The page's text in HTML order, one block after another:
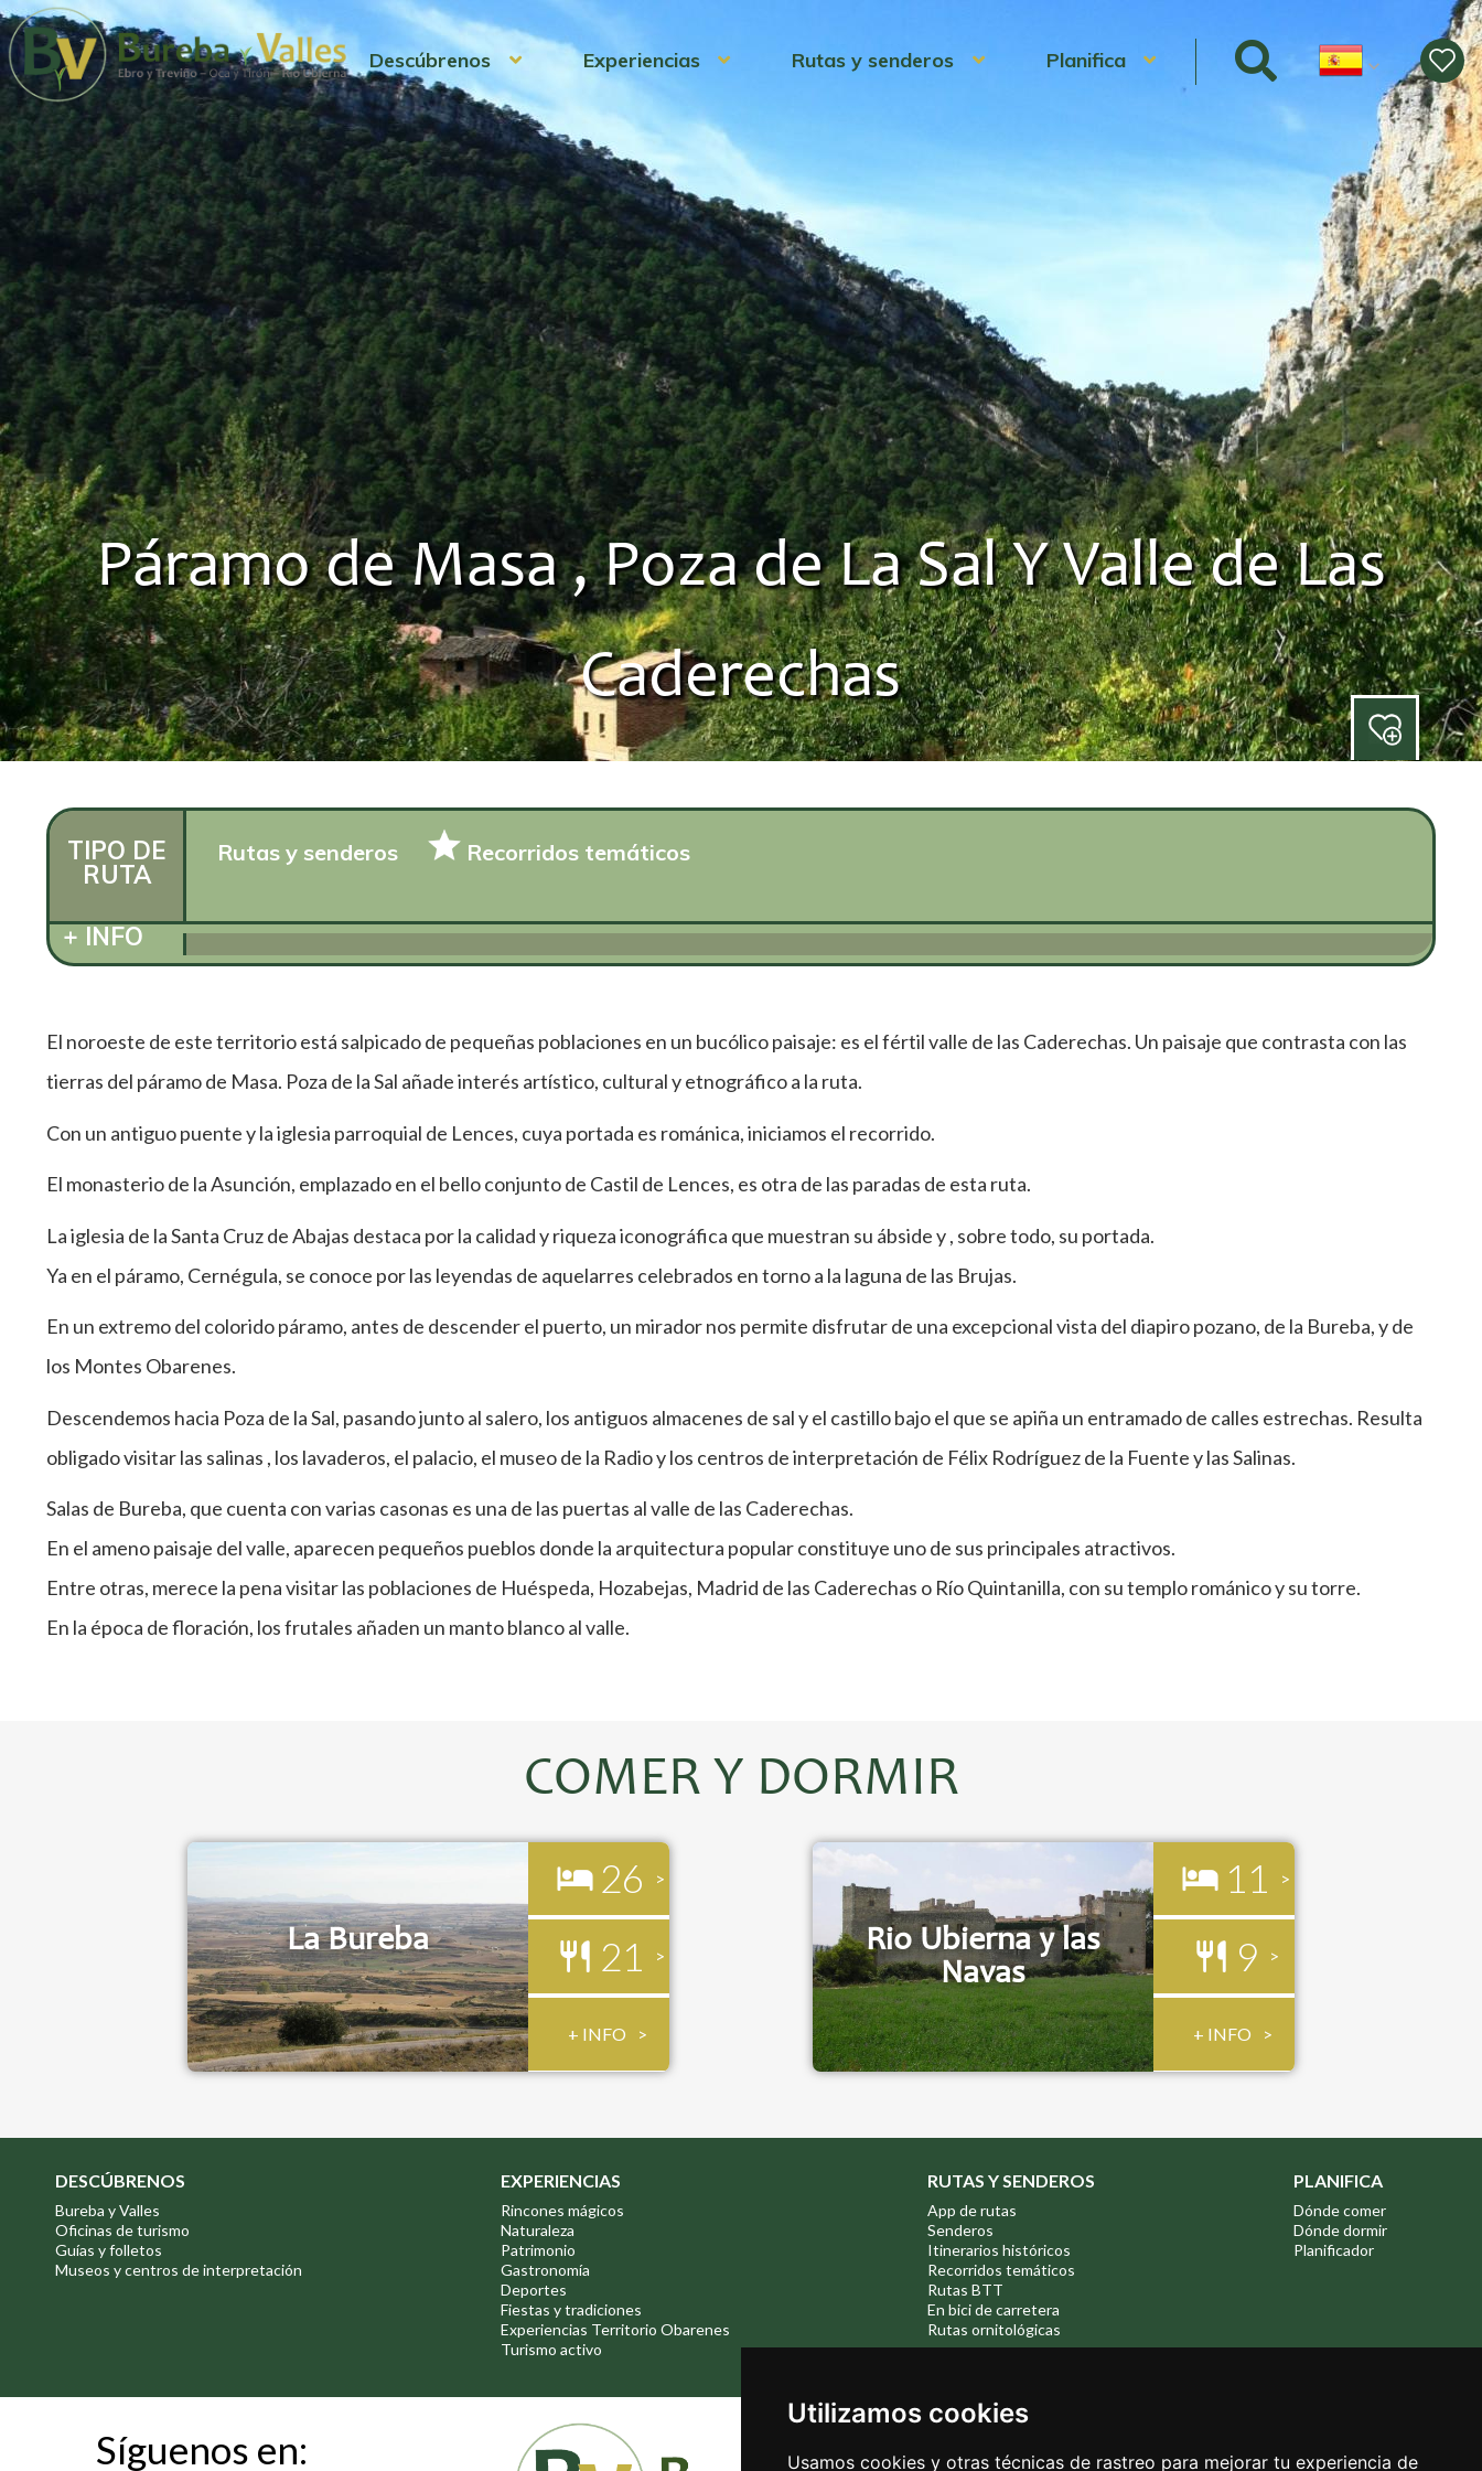
Utilizamos cookies
Usamos cookies y otras técnicas de rastreo para mejorar tu experiencia de
Descúbrenos Experiencias Rutas y senderos Planifica
Páramo de Masa , Poza de La Sal Y Valle de Las
Caderechas
TIPO DE
RUTA
Rutas y senderos Recorridos temáticos
+ INFO
El noroeste de este territorio está salpicado de pequeñas poblaciones en un bucólico paisaje: es el fértil valle de las Caderechas. Un paisaje que contrasta con las
tierras del páramo de Masa. Poza de la Sal añade interés artístico, cultural y etnográfico a la ruta.
Con un antiguo puente y la iglesia parroquial de Lences, cuya portada es románica, iniciamos el recorrido.
El monasterio de la Asunción, emplazado en el bello conjunto de Castil de Lences, es otra de las paradas de esta ruta.
La iglesia de la Santa Cruz de Abajas destaca por la calidad y riqueza iconográfica que muestran su ábside y , sobre todo, su portada.
Ya en el páramo, Cernégula, se conoce por las leyendas de aquelarres celebrados en torno a la laguna de las Brujas.
En un extremo del colorido páramo, antes de descender el puerto, un mirador nos permite disfrutar de una excepcional vista del diapiro pozano, de la Bureba, y de
los Montes Obarenes.
Descendemos hacia Poza de la Sal, pasando junto al salero, los antiguos almacenes de sal y el castillo bajo el que se apiña un entramado de calles estrechas. Resulta
obligado visitar las salinas , los lavaderos, el palacio, el museo de la Radio y los centros de interpretación de Félix Rodríguez de la Fuente y las Salinas.
Salas de Bureba, que cuenta con varias casonas es una de las puertas al valle de las Caderechas.
En el ameno paisaje del valle, aparecen pequeños pueblos donde la arquitectura popular constituye uno de sus principales atractivos.
Entre otras, merece la pena visitar las poblaciones de Huéspeda, Hozabejas, Madrid de las Caderechas o Río Quintanilla, con su templo románico y su torre.
En la época de floración, los frutales añaden un manto blanco al valle.
COMER Y DORMIR
La Bureba
26
21
+ INFO
Rio Ubierna y las
Navas
11
9
+ INFO
DESCÚBRENOS
Bureba y Valles
Oficinas de turismo
Guías y folletos
Museos y centros de interpretación
EXPERIENCIAS
Rincones mágicos
Naturaleza
Patrimonio
Gastronomía
Deportes
Fiestas y tradiciones
Experiencias Territorio Obarenes
Turismo activo
RUTAS Y SENDEROS
App de rutas
Senderos
Itinerarios históricos
Recorridos temáticos
Rutas BTT
En bici de carretera
Rutas ornitológicas
PLANIFICA
Dónde comer
Dónde dormir
Planificador
Síguenos en: Avda. Doctor Rodríguez de la Fuente 1-1º